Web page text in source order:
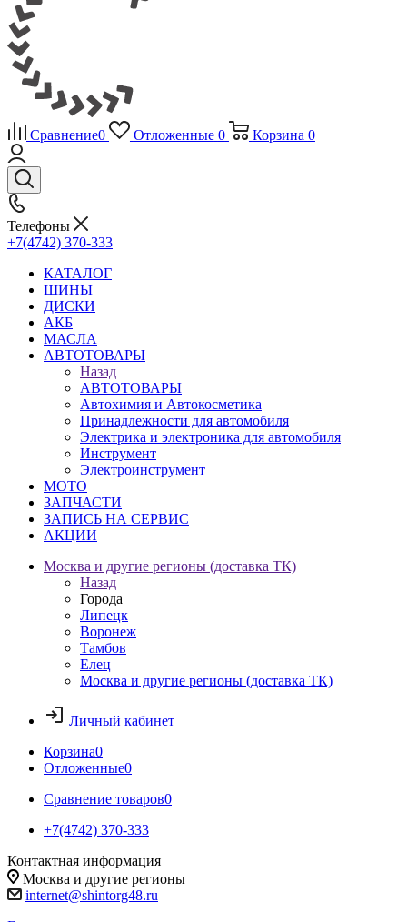
Сравнение0 Отложенные 0 Корзина 0
Телефоны
+7(4742) 370-333
КАТАЛОГ
ШИНЫ
ДИСКИ
АКБ
МАСЛА
АВТОТОВАРЫ
Назад
АВТОТОВАРЫ
Автохимия и Автокосметика
Принадлежности для автомобиля
Электрика и электроника для автомобиля
Инструмент
Электроинструмент
МОТО
ЗАПЧАСТИ
ЗАПИСЬ НА СЕРВИС
АКЦИИ
Москва и другие регионы (доставка ТК)
Назад
Города
Липецк
Воронеж
Тамбов
Елец
Москва и другие регионы (доставка ТК)
Личный кабинет
Корзина0
Отложенные0
Сравнение товаров0
+7(4742) 370-333
Контактная информация
Москва и другие регионы
internet@shintorg48.ru